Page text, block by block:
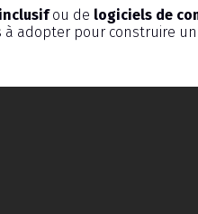
ou de logiciels de
adopter pour construire un